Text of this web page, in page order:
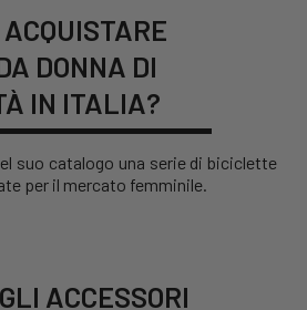
ACQUISTARE
DONNA DI
IN ITALIA?
suo catalogo una serie di biciclette
per il mercato femminile.
ACCESSORI